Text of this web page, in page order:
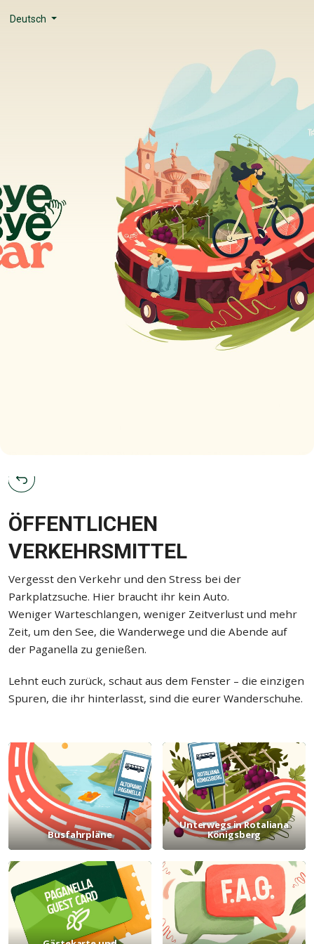
Deutsch
ÖFFENTLICHEN
VERKEHRSMITTEL
Vergesst den Verkehr und den Stress bei der
Parkplatzsuche. Hier braucht ihr kein Auto.
Weniger Warteschlangen, weniger Zeitverlust und mehr
Zeit, um den See, die Wanderwege und die Abende auf
der Paganella zu genießen.
Lehnt euch zurück, schaut aus dem Fenster – die einzigen
Spuren, die ihr hinterlasst, sind die eurer Wanderschuhe.
Busfahrpläne
Unterwegs in Rotaliana
Königsberg